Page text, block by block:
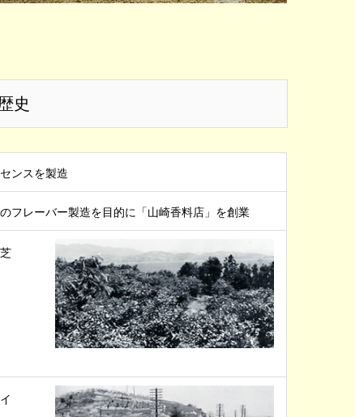
史
ンスを製造
フレーバー製造を目的に「山崎香料店」を創業